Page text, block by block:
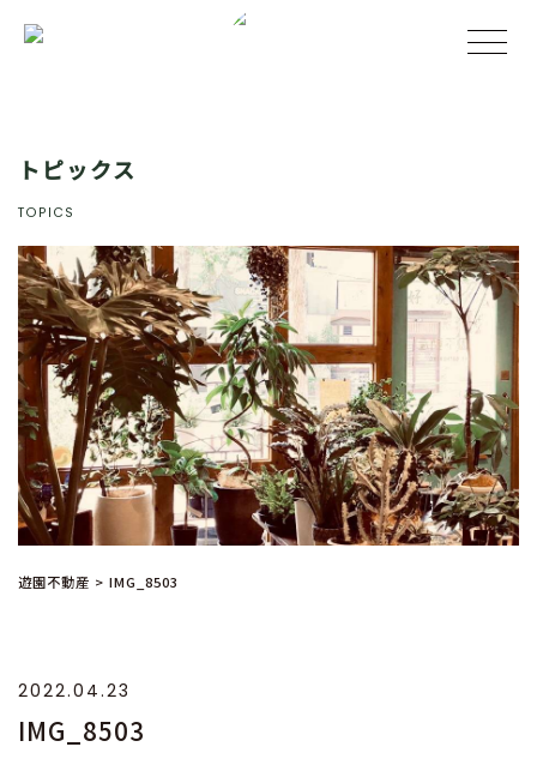
トピックス
TOPICS
遊園不動産 > IMG_8503
2022.04.23
IMG_8503